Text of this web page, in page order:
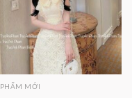
MỚI